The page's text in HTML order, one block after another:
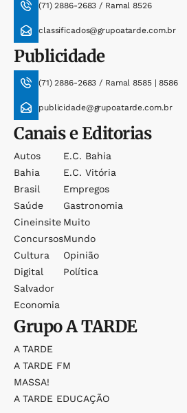
(71) 2886-2683 / Ramal 8526
classificados@grupoatarde.com.br
Publicidade
(71) 2886-2683 / Ramal 8585 | 8586
publicidade@grupoatarde.com.br
Canais e Editorias
Autos
Bahia
Brasil
Saúde
Cineinsite
Concursos
Cultura
Digital
Salvador
Economia
E.c. Bahia
E.c. Vitória
Empregos
Gastronomia
Muito
Mundo
Opinião
Política
GrupoA TARDE
A TARDE
A TARDE FM
MASSA!
A TARDE EDUCAÇÃO